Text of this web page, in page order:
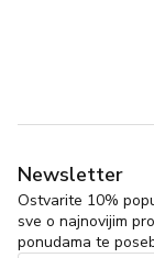
Newsletter
Ostvarite 10%
sve o najnovijim
ponudama te